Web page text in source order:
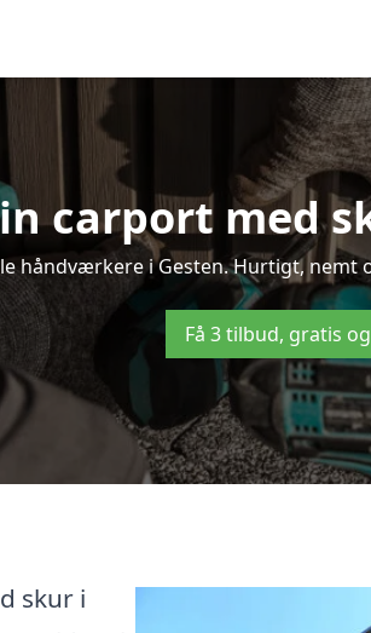
carport med
håndværkere i Gesten. Hurtigt,
Få 3 tilbud, gratis
skur i